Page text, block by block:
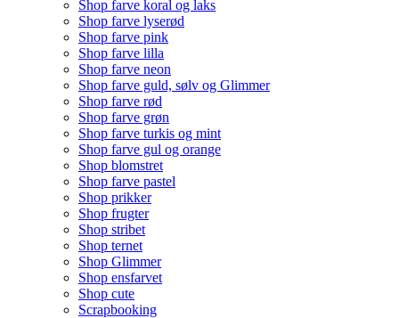
Shop farve koral og laks
Shop farve lyserød
Shop farve pink
Shop farve lilla
Shop farve neon
Shop farve guld, sølv og Glimmer
Shop farve rød
Shop farve grøn
Shop farve turkis og mint
Shop farve gul og orange
Shop blomstret
Shop farve pastel
Shop prikker
Shop frugter
Shop stribet
Shop ternet
Shop Glimmer
Shop ensfarvet
Shop cute
Scrapbooking